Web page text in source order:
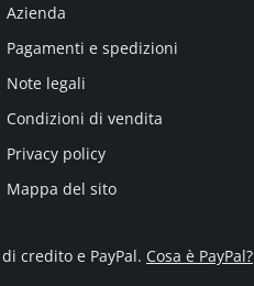
Azienda
Pagamenti e spedizioni
Note legali
Condizioni di vendita
Privacy policy
Mappa del sito
credito e PayPal. Cosa è PayPal?